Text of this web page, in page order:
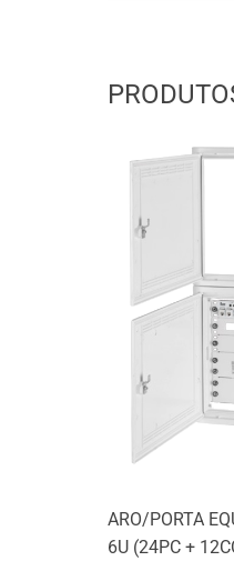
ARO/PORTA
6U (24PC +